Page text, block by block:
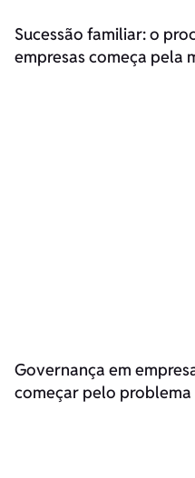
Sucessão familiar: o
empresas começa pela
Governança em
começar pelo problema